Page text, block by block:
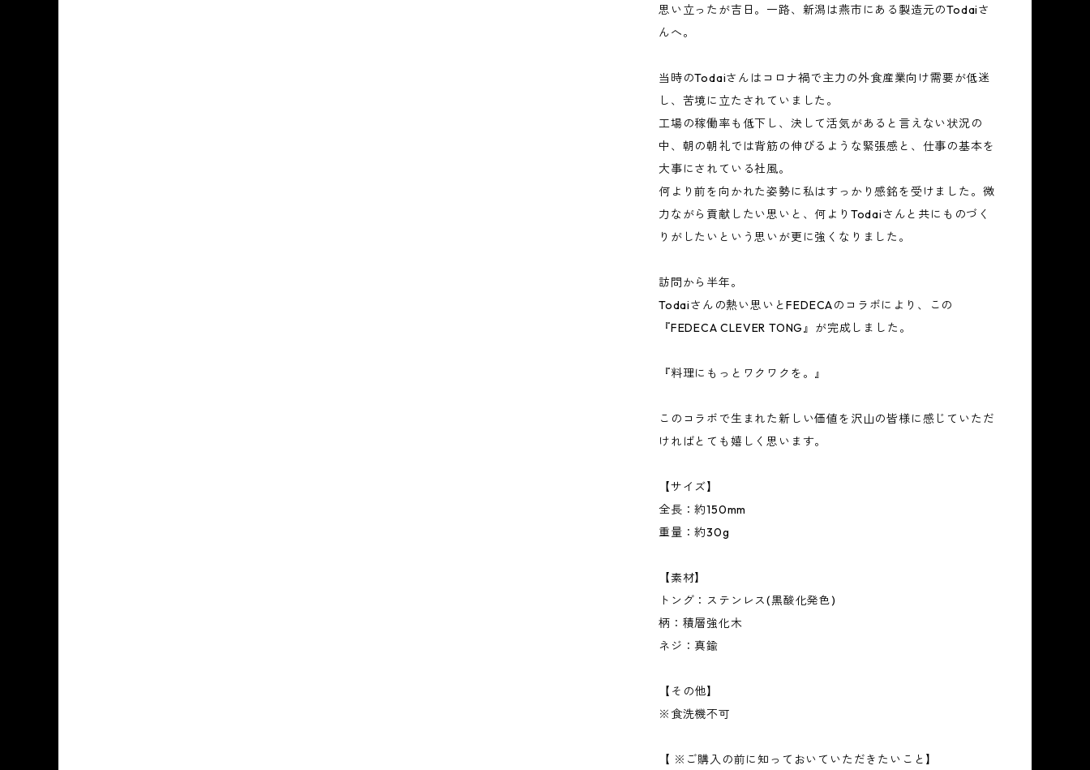
思い立ったが吉日。一路、新潟は燕市にある製造元のTodaiさ
んへ。
当時のTodaiさんはコロナ禍で主力の外食産業向け需要が低迷
し、苦境に立たされていました。
工場の稼働率も低下し、決して活気があると言えない状況の
中、朝の朝礼では背筋の伸びるような緊張感と、仕事の基本を
大事にされている社風。
何より前を向かれた姿勢に私はすっかり感銘を受けました。微
力ながら貢献したい思いと、何よりTodaiさんと共にものづく
りがしたいという思いが更に強くなりました。
訪問から半年。
Todaiさんの熱い思いとFEDECAのコラボにより、この
『FEDECA CLEVER TONG』が完成しました。
『料理にもっとワクワクを。』
このコラボで生まれた新しい価値を沢山の皆様に感じていただ
ければとても嬉しく思います。
【サイズ】
全長：約150mm
重量：約30g
【素材】
トング：ステンレス(黒酸化発色)
柄：積層強化木
ネジ：真鍮
【その他】
※食洗機不可
【 ※ご購入の前に知っておいていただきたいこと】